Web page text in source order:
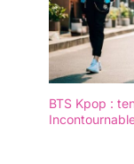
BTS Kpop :